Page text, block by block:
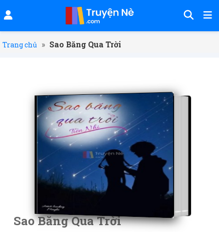
Trang chủ » Sao Băng Qua Trời
Sao Băng Qua Trời